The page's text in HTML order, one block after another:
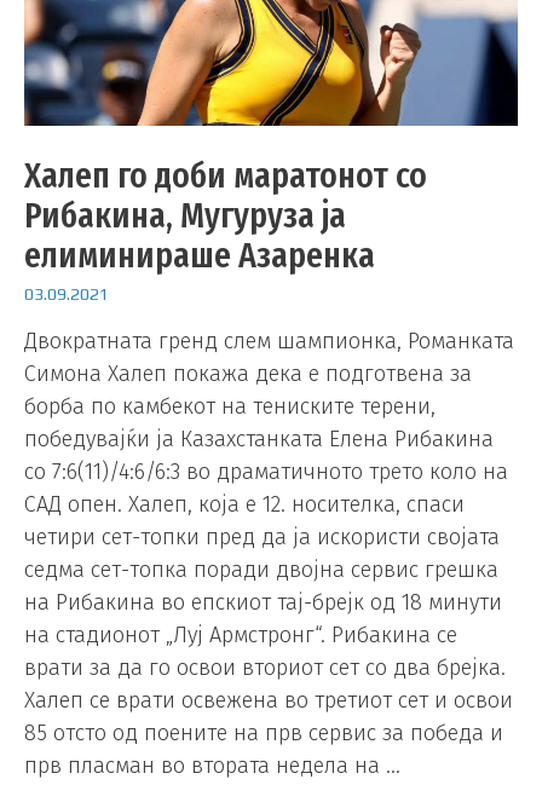
Халеп го доби маратонот со
Рибакина, Мугуруза ја
елиминираше Азаренка
03.09.2021
Двократната гренд слем шампионка, Романката
Симона Халеп покажа дека е подготвена за
борба по камбекот на тениските терени,
победувајќи ја Казахстанката Елена Рибакина
со 7:6(11)/4:6/6:3 во драматичното трето коло на
САД опен. Халеп, која е 12. носителка, спаси
четири сет-топки пред да ја искористи својата
седма сет-топка поради двојна сервис грешка
на Рибакина во епскиот тај-брејк од 18 минути
на стадионот „Луј Армстронг“. Рибакина се
врати за да го освои вториот сет со два брејка.
Халеп се врати освежена во третиот сет и освои
85 отсто од поените на прв сервис за победа и
прв пласман во втората недела на …